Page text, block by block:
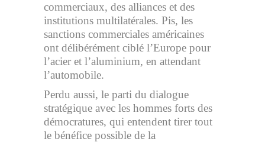
commerciaux, des alliances et des
institutions multilatérales. Pis, les
sanctions commerciales américaines
ont délibérément ciblé l’Europe pour
l’acier et l’aluminium, en attendant
l’automobile.
Perdu aussi, le parti du dialogue
stratégique avec les hommes forts des
démocratures, qui entendent tirer tout
le bénéfice possible de la